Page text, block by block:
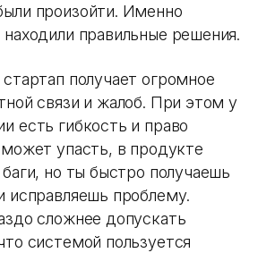
произойти. Именно
правильные решения.
получает огромное
связи и жалоб. При этом у
есть гибкость и право
упасть, в продукте
но ты быстро получаешь
исправляешь проблему.
сложнее допускать
системой пользуется